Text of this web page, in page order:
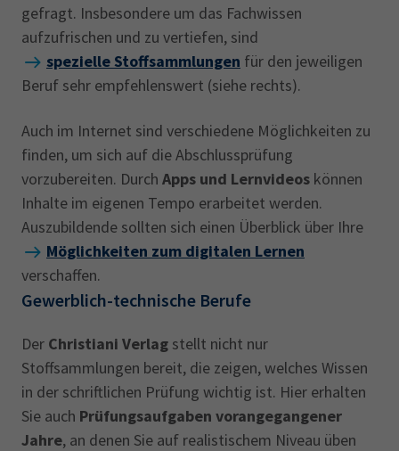
gefragt. Insbesondere um das Fachwissen
aufzufrischen und zu vertiefen, sind
spezielle Stoffsammlungen für den jeweiligen
Beruf sehr empfehlenswert (siehe rechts).
Auch im Internet sind verschiedene Möglichkeiten zu
finden, um sich auf die Abschlussprüfung
vorzubereiten. Durch Apps und Lernvideos können
Inhalte im eigenen Tempo erarbeitet werden.
Auszubildende sollten sich einen Überblick über Ihre
Möglichkeiten zum digitalen Lernen
verschaffen.
Gewerblich-technische Berufe
Der Christiani Verlag stellt nicht nur
Stoffsammlungen bereit, die zeigen, welches Wissen
in der schriftlichen Prüfung wichtig ist. Hier erhalten
Sie auch Prüfungsaufgaben vorangegangener
Jahre, an denen Sie auf realistischem Niveau üben